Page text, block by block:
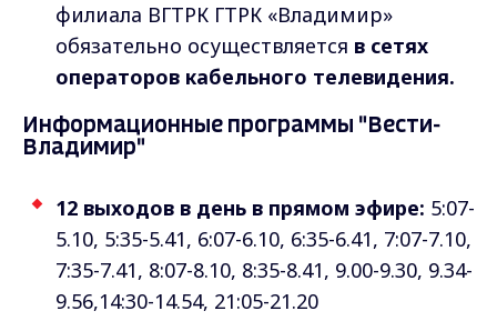
филиала ВГТРК ГТРК «Владимир»
обязательно осуществляется в сетях
операторов кабельного телевидения.
Информационные программы "Вести-
Владимир"
12 выходов в день в прямом эфире: 5:07-
5.10, 5:35-5.41, 6:07-6.10, 6:35-6.41, 7:07-7.10,
7:35-7.41, 8:07-8.10, 8:35-8.41, 9.00-9.30, 9.34-
9.56,14:30-14.54, 21:05-21.20